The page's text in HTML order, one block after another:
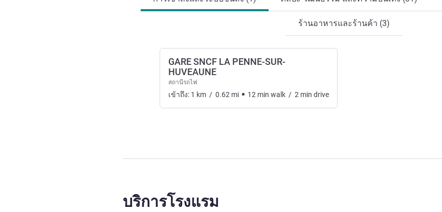
ร้านอาหารและร้านค้า (3)
GARE SNCF LA PENNE-SUR-
HUVEAUNE
สถานีรถไฟ
เข้าถึง: 1 km / 0.62 mi 12 min walk / 2 min drive
บริการโรงแรม